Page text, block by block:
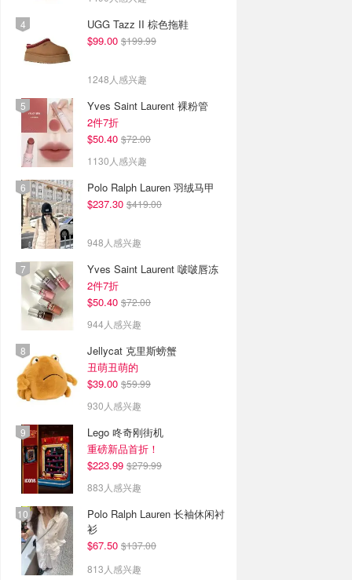
UGG Tazz II 棕色拖鞋
$99.00 $199.99
1248人感兴趣
Yves Saint Laurent 裸粉管
2件7折
$50.40 $72.00
1130人感兴趣
Polo Ralph Lauren 羽绒马甲
$237.30 $419.00
948人感兴趣
Yves Saint Laurent 啵啵唇冻
2件7折
$50.40 $72.00
944人感兴趣
Jellycat 克里斯螃蟹
丑萌丑萌的
$39.00 $59.99
930人感兴趣
Lego 咚奇刚街机
重磅新品首折！
$223.99 $279.99
883人感兴趣
Polo Ralph Lauren 长袖休闲衬
衫
$67.50 $137.00
813人感兴趣